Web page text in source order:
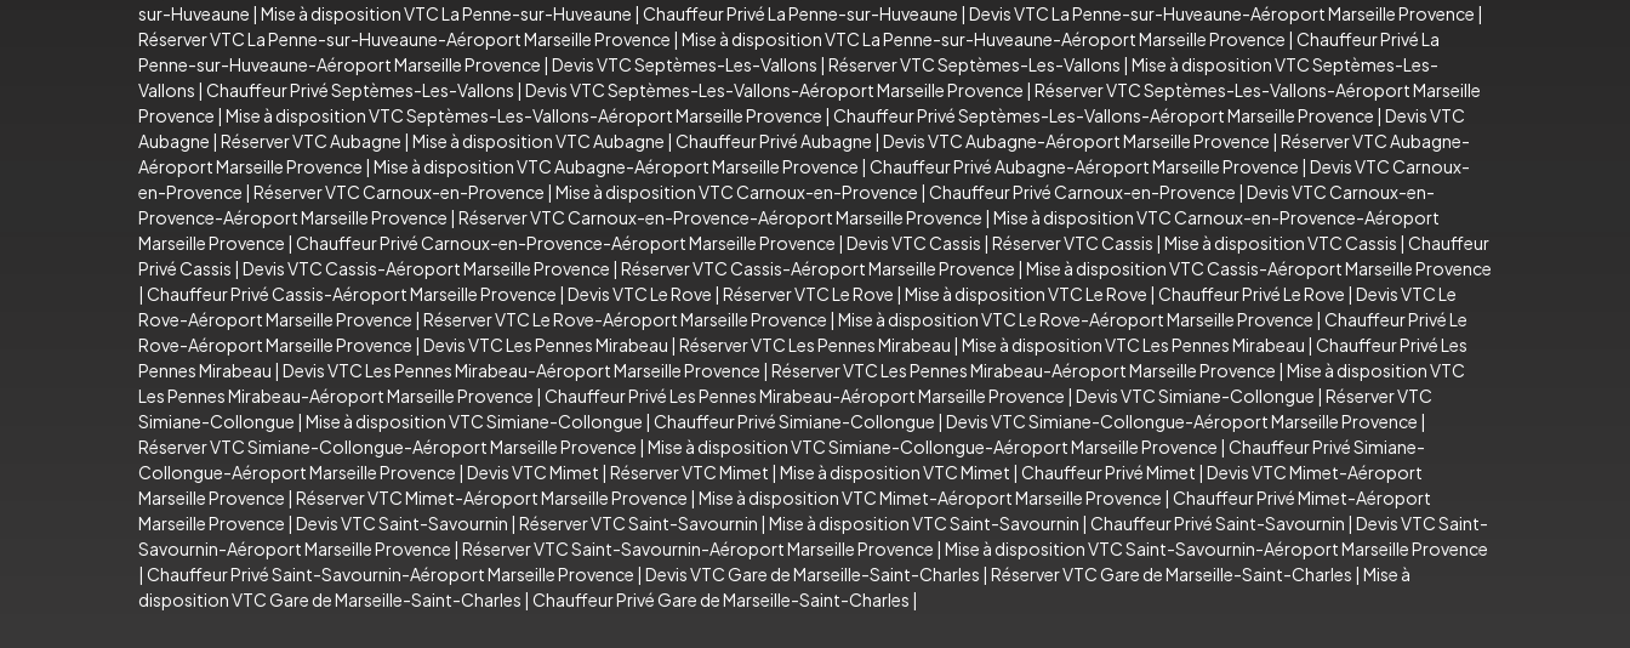
sur-Huveaune | Mise à disposition VTC La Penne-sur-Huveaune | Chauffeur Privé La Penne-sur-Huveaune | Devis VTC La Penne-sur-Huveaune-Aéroport Marseille Provence |
Réserver VTC La Penne-sur-Huveaune-Aéroport Marseille Provence | Mise à disposition VTC La Penne-sur-Huveaune-Aéroport Marseille Provence | Chauffeur Privé La
Penne-sur-Huveaune-Aéroport Marseille Provence | Devis VTC Septèmes-Les-Vallons | Réserver VTC Septèmes-Les-Vallons | Mise à disposition VTC Septèmes-Les-
Vallons | Chauffeur Privé Septèmes-Les-Vallons | Devis VTC Septèmes-Les-Vallons-Aéroport Marseille Provence | Réserver VTC Septèmes-Les-Vallons-Aéroport Marseille
Provence | Mise à disposition VTC Septèmes-Les-Vallons-Aéroport Marseille Provence | Chauffeur Privé Septèmes-Les-Vallons-Aéroport Marseille Provence | Devis VTC
Aubagne | Réserver VTC Aubagne | Mise à disposition VTC Aubagne | Chauffeur Privé Aubagne | Devis VTC Aubagne-Aéroport Marseille Provence | Réserver VTC Aubagne-
Aéroport Marseille Provence | Mise à disposition VTC Aubagne-Aéroport Marseille Provence | Chauffeur Privé Aubagne-Aéroport Marseille Provence | Devis VTC Carnoux-
en-Provence | Réserver VTC Carnoux-en-Provence | Mise à disposition VTC Carnoux-en-Provence | Chauffeur Privé Carnoux-en-Provence | Devis VTC Carnoux-en-
Provence-Aéroport Marseille Provence | Réserver VTC Carnoux-en-Provence-Aéroport Marseille Provence | Mise à disposition VTC Carnoux-en-Provence-Aéroport
Marseille Provence | Chauffeur Privé Carnoux-en-Provence-Aéroport Marseille Provence | Devis VTC Cassis | Réserver VTC Cassis | Mise à disposition VTC Cassis | Chauffeur
Privé Cassis | Devis VTC Cassis-Aéroport Marseille Provence | Réserver VTC Cassis-Aéroport Marseille Provence | Mise à disposition VTC Cassis-Aéroport Marseille Provence
| Chauffeur Privé Cassis-Aéroport Marseille Provence | Devis VTC Le Rove | Réserver VTC Le Rove | Mise à disposition VTC Le Rove | Chauffeur Privé Le Rove | Devis VTC Le
Rove-Aéroport Marseille Provence | Réserver VTC Le Rove-Aéroport Marseille Provence | Mise à disposition VTC Le Rove-Aéroport Marseille Provence | Chauffeur Privé Le
Rove-Aéroport Marseille Provence | Devis VTC Les Pennes Mirabeau | Réserver VTC Les Pennes Mirabeau | Mise à disposition VTC Les Pennes Mirabeau | Chauffeur Privé Les
Pennes Mirabeau | Devis VTC Les Pennes Mirabeau-Aéroport Marseille Provence | Réserver VTC Les Pennes Mirabeau-Aéroport Marseille Provence | Mise à disposition VTC
Les Pennes Mirabeau-Aéroport Marseille Provence | Chauffeur Privé Les Pennes Mirabeau-Aéroport Marseille Provence | Devis VTC Simiane-Collongue | Réserver VTC
Simiane-Collongue | Mise à disposition VTC Simiane-Collongue | Chauffeur Privé Simiane-Collongue | Devis VTC Simiane-Collongue-Aéroport Marseille Provence |
Réserver VTC Simiane-Collongue-Aéroport Marseille Provence | Mise à disposition VTC Simiane-Collongue-Aéroport Marseille Provence | Chauffeur Privé Simiane-
Collongue-Aéroport Marseille Provence | Devis VTC Mimet | Réserver VTC Mimet | Mise à disposition VTC Mimet | Chauffeur Privé Mimet | Devis VTC Mimet-Aéroport
Marseille Provence | Réserver VTC Mimet-Aéroport Marseille Provence | Mise à disposition VTC Mimet-Aéroport Marseille Provence | Chauffeur Privé Mimet-Aéroport
Marseille Provence | Devis VTC Saint-Savournin | Réserver VTC Saint-Savournin | Mise à disposition VTC Saint-Savournin | Chauffeur Privé Saint-Savournin | Devis VTC Saint-
Savournin-Aéroport Marseille Provence | Réserver VTC Saint-Savournin-Aéroport Marseille Provence | Mise à disposition VTC Saint-Savournin-Aéroport Marseille Provence
| Chauffeur Privé Saint-Savournin-Aéroport Marseille Provence | Devis VTC Gare de Marseille-Saint-Charles | Réserver VTC Gare de Marseille-Saint-Charles | Mise à
disposition VTC Gare de Marseille-Saint-Charles | Chauffeur Privé Gare de Marseille-Saint-Charles |